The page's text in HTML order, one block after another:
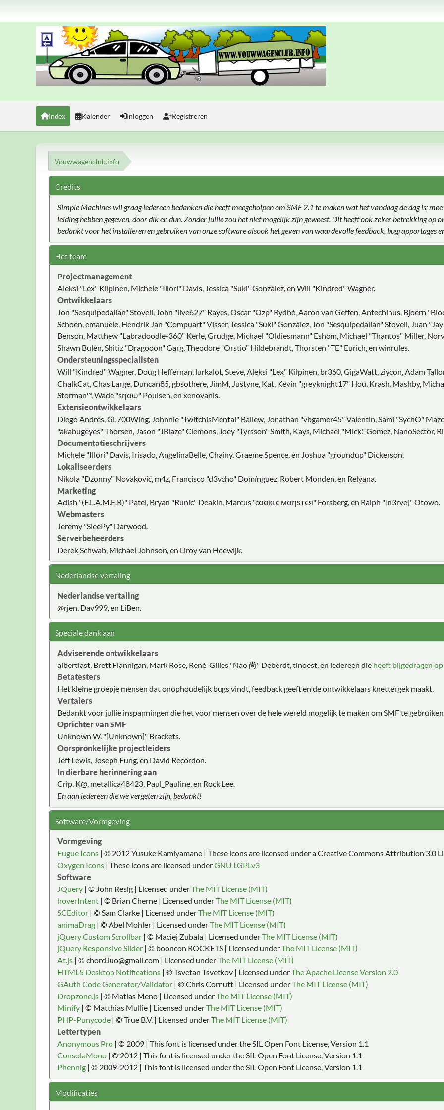
Index Kalender Inloggen Registreren
Vouwwagenclub.info
Credits
Simple Machines wil graag iedereen bedanken die heeft meegeholpen om SMF 2.1 te maken wat het vandaag de dag is;
leiding hebben gegeven, door dik en dun. Zonder jullie zou het niet mogelijk zijn geweest. Dit heeft ook zeker betrekking op
bedankt voor het installeren en gebruiken van onze software alsook het geven van waardevolle feedback, bugrapportages
Het team
Projectmanagement
Aleksi "Lex" Kilpinen, Michele "Illori" Davis, Jessica "Suki" González, en Will "Kindred" Wagner.
Ontwikkelaars
Jon "Sesquipedalian" Stovell, John "live627" Rayes, Oscar "Ozp" Rydhé, Aaron van Geffen, Antechinus, Bjoern
Schoen, emanuele, Hendrik Jan "Compuart" Visser, Jessica "Suki" González, Jon "Sesquipedalian" Stovell, Juan
Benson, Matthew "Labradoodle-360" Kerle, Grudge, Michael "Oldiesmann" Eshom, Michael "Thantos" Miller,
Shawn Bulen, Shitiz "Dragooon" Garg, Theodore "Orstio" Hildebrandt, Thorsten "TE" Eurich, en winrules.
Ondersteuningsspecialisten
Will "Kindred" Wagner, Doug Heffernan, lurkalot, Steve, Aleksi "Lex" Kilpinen, br360, GigaWatt, ziycon, Adam
ChalkCat, Chas Large, Duncan85, gbsothere, JimM, Justyne, Kat, Kevin "greyknight17" Hou, Krash, Mashby,
Storman™, Wade "sησω" Poulsen, en xenovanis.
Extensieontwikkelaars
Diego Andrés, GL700Wing, Johnnie "TwitchisMental" Ballew, Jonathan "vbgamer45" Valentin, Sami "SychO"
"akabugeyes" Thorsen, Jason "JBlaze" Clemons, Joey "Tyrsson" Smith, Kays, Michael "Mick." Gomez, NanoSector,
Documentatieschrijvers
Michele "Illori" Davis, Irisado, AngelinaBelle, Chainy, Graeme Spence, en Joshua "groundup" Dickerson.
Lokaliseerders
Nikola "Dzonny" Novaković, m4z, Francisco "d3vcho" Domínguez, Robert Monden, en Relyana.
Marketing
Adish "(F.L.A.M.E.R)" Patel, Bryan "Runic" Deakin, Marcus "cσσкιє мσηѕтєя" Forsberg, en Ralph "[n3rve]" Otowo.
Webmasters
Jeremy "SleePy" Darwood.
Serverbeheerders
Derek Schwab, Michael Johnson, en Liroy van Hoewijk.
Nederlandse vertaling
Nederlandse vertaling
@rjen, Dav999, en LiBen.
Speciale dank aan
Adviserende ontwikkelaars
albertlast, Brett Flannigan, Mark Rose, René-Gilles "Nao 尚" Deberdt, tinoest, en iedereen die heeft bijgedragen
Betatesters
Het kleine groepje mensen dat onophoudelijk bugs vindt, feedback geeft en de ontwikkelaars knettergek maakt.
Vertalers
Bedankt voor jullie inspanningen die het voor mensen over de hele wereld mogelijk te maken om SMF te
Oprichter van SMF
Unknown W. "[Unknown]" Brackets.
Oorspronkelijke projectleiders
Jeff Lewis, Joseph Fung, en David Recordon.
In dierbare herinnering aan
Crip, K@, metallica48423, Paul_Pauline, en Rock Lee.
En aan iedereen die we vergeten zijn, bedankt!
Software/Vormgeving
Vormgeving
Fugue Icons | © 2012 Yusuke Kamiyamane | These icons are licensed under a Creative Commons Attribution 3.0
Oxygen Icons | These icons are licensed underGNU LGPLv3
Software
JQuery | © John Resig | Licensed underThe MIT License (MIT)
hoverIntent | © Brian Cherne | Licensed underThe MIT License (MIT)
SCEditor | © Sam Clarke | Licensed underThe MIT License (MIT)
animaDrag | © Abel Mohler | Licensed underThe MIT License (MIT)
jQuery Custom Scrollbar | © Maciej Zubala | Licensed underThe MIT License (MIT)
jQuery Responsive Slider | © booncon ROCKETS | Licensed underThe MIT License (MIT)
At.js | © chord.luo@gmail.com | Licensed underThe MIT License (MIT)
HTML5 Desktop Notifications | © Tsvetan Tsvetkov | Licensed underThe Apache License Version 2.0
GAuth Code Generator/Validator | © Chris Cornutt | Licensed underThe MIT License (MIT)
Dropzone.js | © Matias Meno | Licensed underThe MIT License (MIT)
Minify | © Matthias Mullie | Licensed underThe MIT License (MIT)
PHP-Punycode | © True B.V. | Licensed underThe MIT License (MIT)
Lettertypen
Anonymous Pro | © 2009 | This font is licensed under the SIL Open Font License, Version 1.1
ConsolaMono | © 2012 | This font is licensed under the SIL Open Font License, Version 1.1
Phennig | © 2009-2012 | This font is licensed under the SIL Open Font License, Version 1.1
Modificaties